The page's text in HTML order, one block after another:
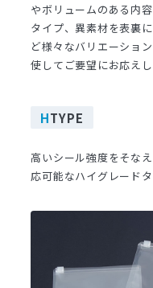
やボリュームのある内
タイプ、異素材を表裏
ど様々なバリエーショ
使してご要望にお応えし
HTYPE
高いシール強度をそな
応可能なハイグレード